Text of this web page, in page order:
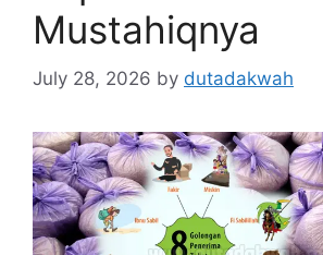
Mustahiqnya
July 28, 2026 by dutadakwah